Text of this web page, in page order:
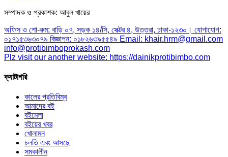
সম্পাদক ও প্রকাশক: আবুল খায়ের
অফিস ও শো-রুম: বাড়ি ০৭, সড়ক ১৪/সি, সেক্টর ৪, উত্তরা, ঢাকা-১২৩০। যোগাযোগ:
০১৭১৫৩৬৩০৭৯ বিজ্ঞাপন: ০১৮২৬৩৯৫৫৪৯ Email: khair.hrm@gmail.com
info@protibimboprokash.com
Plz visit our another website: https://dainikprotibimbo.com
ক্যাটাগরি
কালের প্রতিবিম্ব
আমাদের বই
বইমেলা
বইয়ের খবর
খোলামন
চলতি এবং আসছে
সমকালীন